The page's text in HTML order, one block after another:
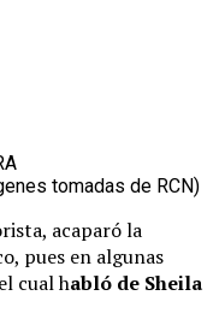
tomadas de RCN)
acaparó la
pues en algunas
cual habló de Sheila